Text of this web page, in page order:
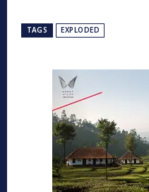
TAGS EXPLODED